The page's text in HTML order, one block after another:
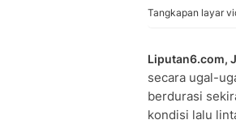
Tangkapan layar
Liputan6.com,
secara ugal-
berdurasi
kondisi lalu